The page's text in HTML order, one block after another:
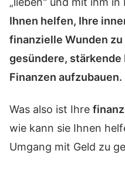
Ihnen helfen, Ihre
finanzielle Wunden
gesündere, stärkende
Finanzen aufzubauen.
Was also ist Ihre
wie kann sie Ihnen
Umgang mit Geld zu